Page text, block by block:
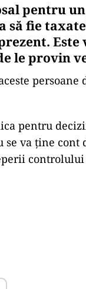
pentru
fie taxate
le provin
persoane
pentru
se va ține
controlului